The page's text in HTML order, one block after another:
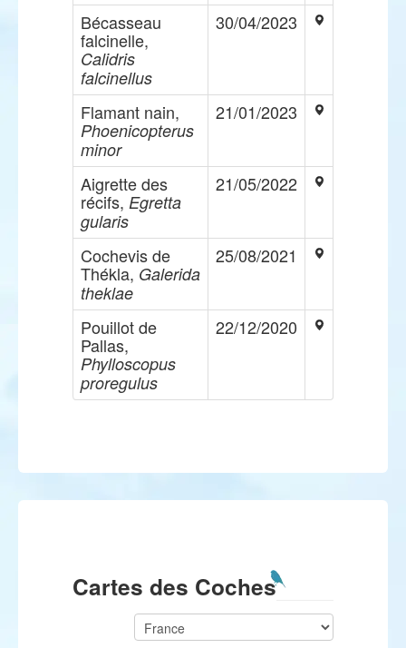
Bécasseau
falcinelle,
Calidris
falcinellus
30/04/2023
Flamant nain,
Phoenicopterus
minor
21/01/2023
Aigrette des
récifs, Egretta
gularis
21/05/2022
Cochevis de
Thékla, Galerida
theklae
25/08/2021
Pouillot de
Pallas,
Phylloscopus
proregulus
22/12/2020
Cartes des Coches